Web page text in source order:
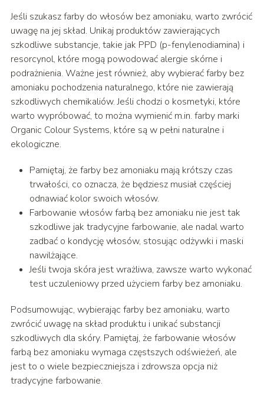
Jeśli szukasz farby do włosów bez amoniaku, warto zwrócić
uwagę na jej skład. Unikaj produktów zawierających
szkodliwe substancje, takie jak PPD (p-fenylenodiamina) i
resorcynol, które mogą powodować alergie skórne i
podrażnienia. Ważne jest również, aby wybierać farby bez
amoniaku pochodzenia naturalnego, które nie zawierają
szkodliwych chemikaliów. Jeśli chodzi o kosmetyki, które
warto wypróbować, to można wymienić m.in. farby marki
Organic Colour Systems, które są w pełni naturalne i
ekologiczne.
Pamiętaj, że farby bez amoniaku mają krótszy czas
trwałości, co oznacza, że będziesz musiał częściej
odnawiać kolor swoich włosów.
Farbowanie włosów farbą bez amoniaku nie jest tak
szkodliwe jak tradycyjne farbowanie, ale nadal warto
zadbać o kondycję włosów, stosując odżywki i maski
nawilżające.
Jeśli twoja skóra jest wrażliwa, zawsze warto wykonać
test uczuleniowy przed użyciem farby bez amoniaku.
Podsumowując, wybierając farby bez amoniaku, warto
zwrócić uwagę na skład produktu i unikać substancji
szkodliwych dla skóry. Pamiętaj, że farbowanie włosów
farbą bez amoniaku wymaga częstszych odświeżeń, ale
jest to o wiele bezpieczniejsza i zdrowsza opcja niż
tradycyjne farbowanie.